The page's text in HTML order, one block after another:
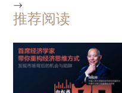
-->
推荐阅读